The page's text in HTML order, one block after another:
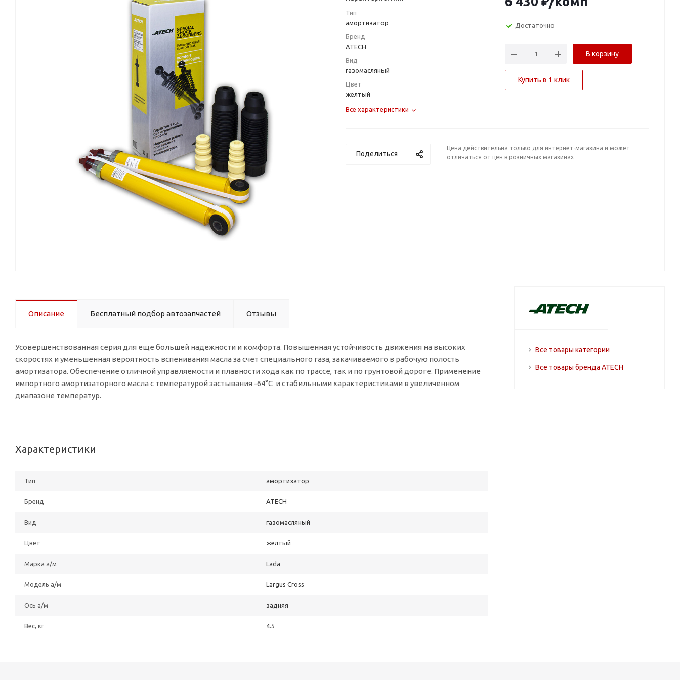
Тип
амортизатор
Бренд
ATECH
Вид
газомасляный
Цвет
желтый
Все характеристики
Достаточно
В корзину
Купить в 1 клик
Поделиться
Цена действительна только для интернет-магазина и может
отличаться от цен в розничных магазинах
Описание Бесплатный подбор автозапчастей Отзывы
Усовершенствованная серия для еще большей надежности и комфорта. Повышенная устойчивость движения на высоких
скоростях и уменьшенная вероятность вспенивания масла за счет специального газа, закачиваемого в рабочую полость
амортизатора. Обеспечение отличной управляемости и плавности хода как по трассе, так и по грунтовой дороге. Применение
импортного амортизаторного масла с температурой застывания -64°C и стабильными характеристиками в увеличенном
диапазоне температур.
Характеристики
Тип амортизатор
Бренд ATECH
Вид газомасляный
Цвет желтый
Марка а/м Lada
Модель а/м Largus Cross
Ось а/м задняя
Вес, кг 4.5
Все товары категории
Все товары бренда ATECH